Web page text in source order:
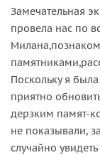
Замечательная
провела нас по
Поскольку я
приятно
дерзким памят-
не показывали,
случайно